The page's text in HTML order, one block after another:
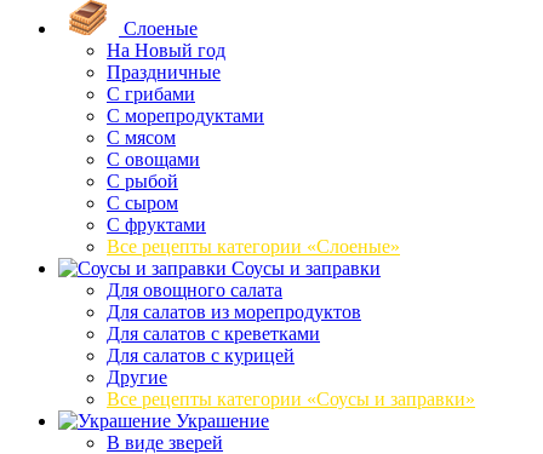
Слоеные
На Новый год
Праздничные
С грибами
С морепродуктами
С мясом
С овощами
С рыбой
С сыром
С фруктами
Все рецепты категории «Слоеные»
Соусы и заправки
Для овощного салата
Для салатов из морепродуктов
Для салатов с креветками
Для салатов с курицей
Другие
Все рецепты категории «Соусы и заправки»
Украшение
В виде зверей